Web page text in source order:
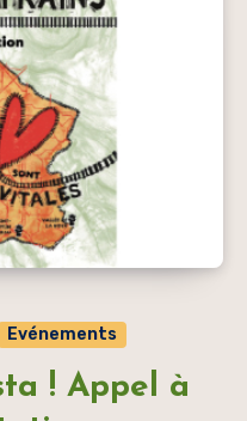
Evénements
! Appel à